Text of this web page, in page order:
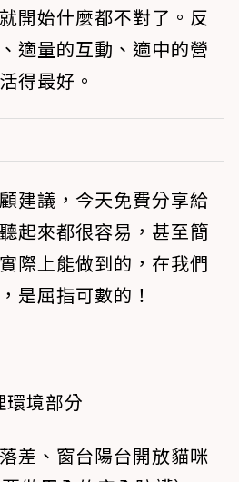
開始什麼都不對了。反
適量的互動、適中的營
得最好。
建議，今天免費分享給
起來都很容易，甚至簡
際上能做到的，在我們
是屈指可數的！
環境部分
差、窗台陽台開放貓咪